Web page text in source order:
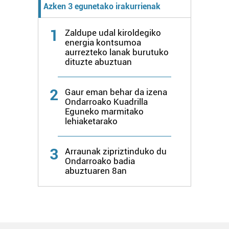
teknologia erabiliz, cookieak adibidez, iragarki eta eduki
neurtzeko, jendeari buruzko informazioa biltzeko eta
produktuak garatzeko. Zure datuak nork eta zertarako
erabiltzen dituen hauta dezakezu.
interes komertzial legitimoetan babesten dira. Ikusi gure
bazkideen zerrenda, beren ustez zein helburutarako
duten interes legitimoa eta horren aurka nola egin
dezakezun ikusteko.
Lortu zure datu pertsonalak prozesatzeko moduari
buruzko informazio gehiago eta ezarri zure lehentasunak
Azken 3 egunetako irakurrienak
1
Zaldupe udal kiroldegiko
energia kontsumoa
aurrezteko lanak burutuko
dituzte abuztuan
2
Gaur eman behar da izena
Ondarroako Kuadrilla
Eguneko marmitako
lehiaketarako
3
Arraunak zipriztinduko du
Ondarroako badia
abuztuaren 8an